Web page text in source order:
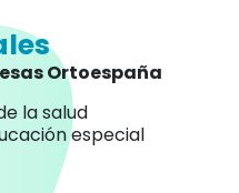
Ortoespaña
la salud
especial